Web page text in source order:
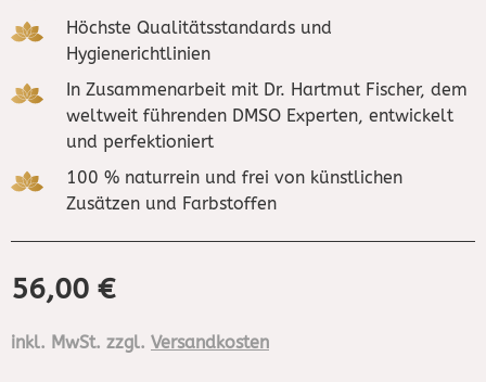
Höchste Qualitätsstandards und
Hygienerichtlinien
In Zusammenarbeit mit Dr. Hartmut Fischer, dem
weltweit führenden DMSO Experten, entwickelt
und perfektioniert
100 % naturrein und frei von künstlichen
Zusätzen und Farbstoffen
56,00 €
inkl. MwSt. zzgl. Versandkosten